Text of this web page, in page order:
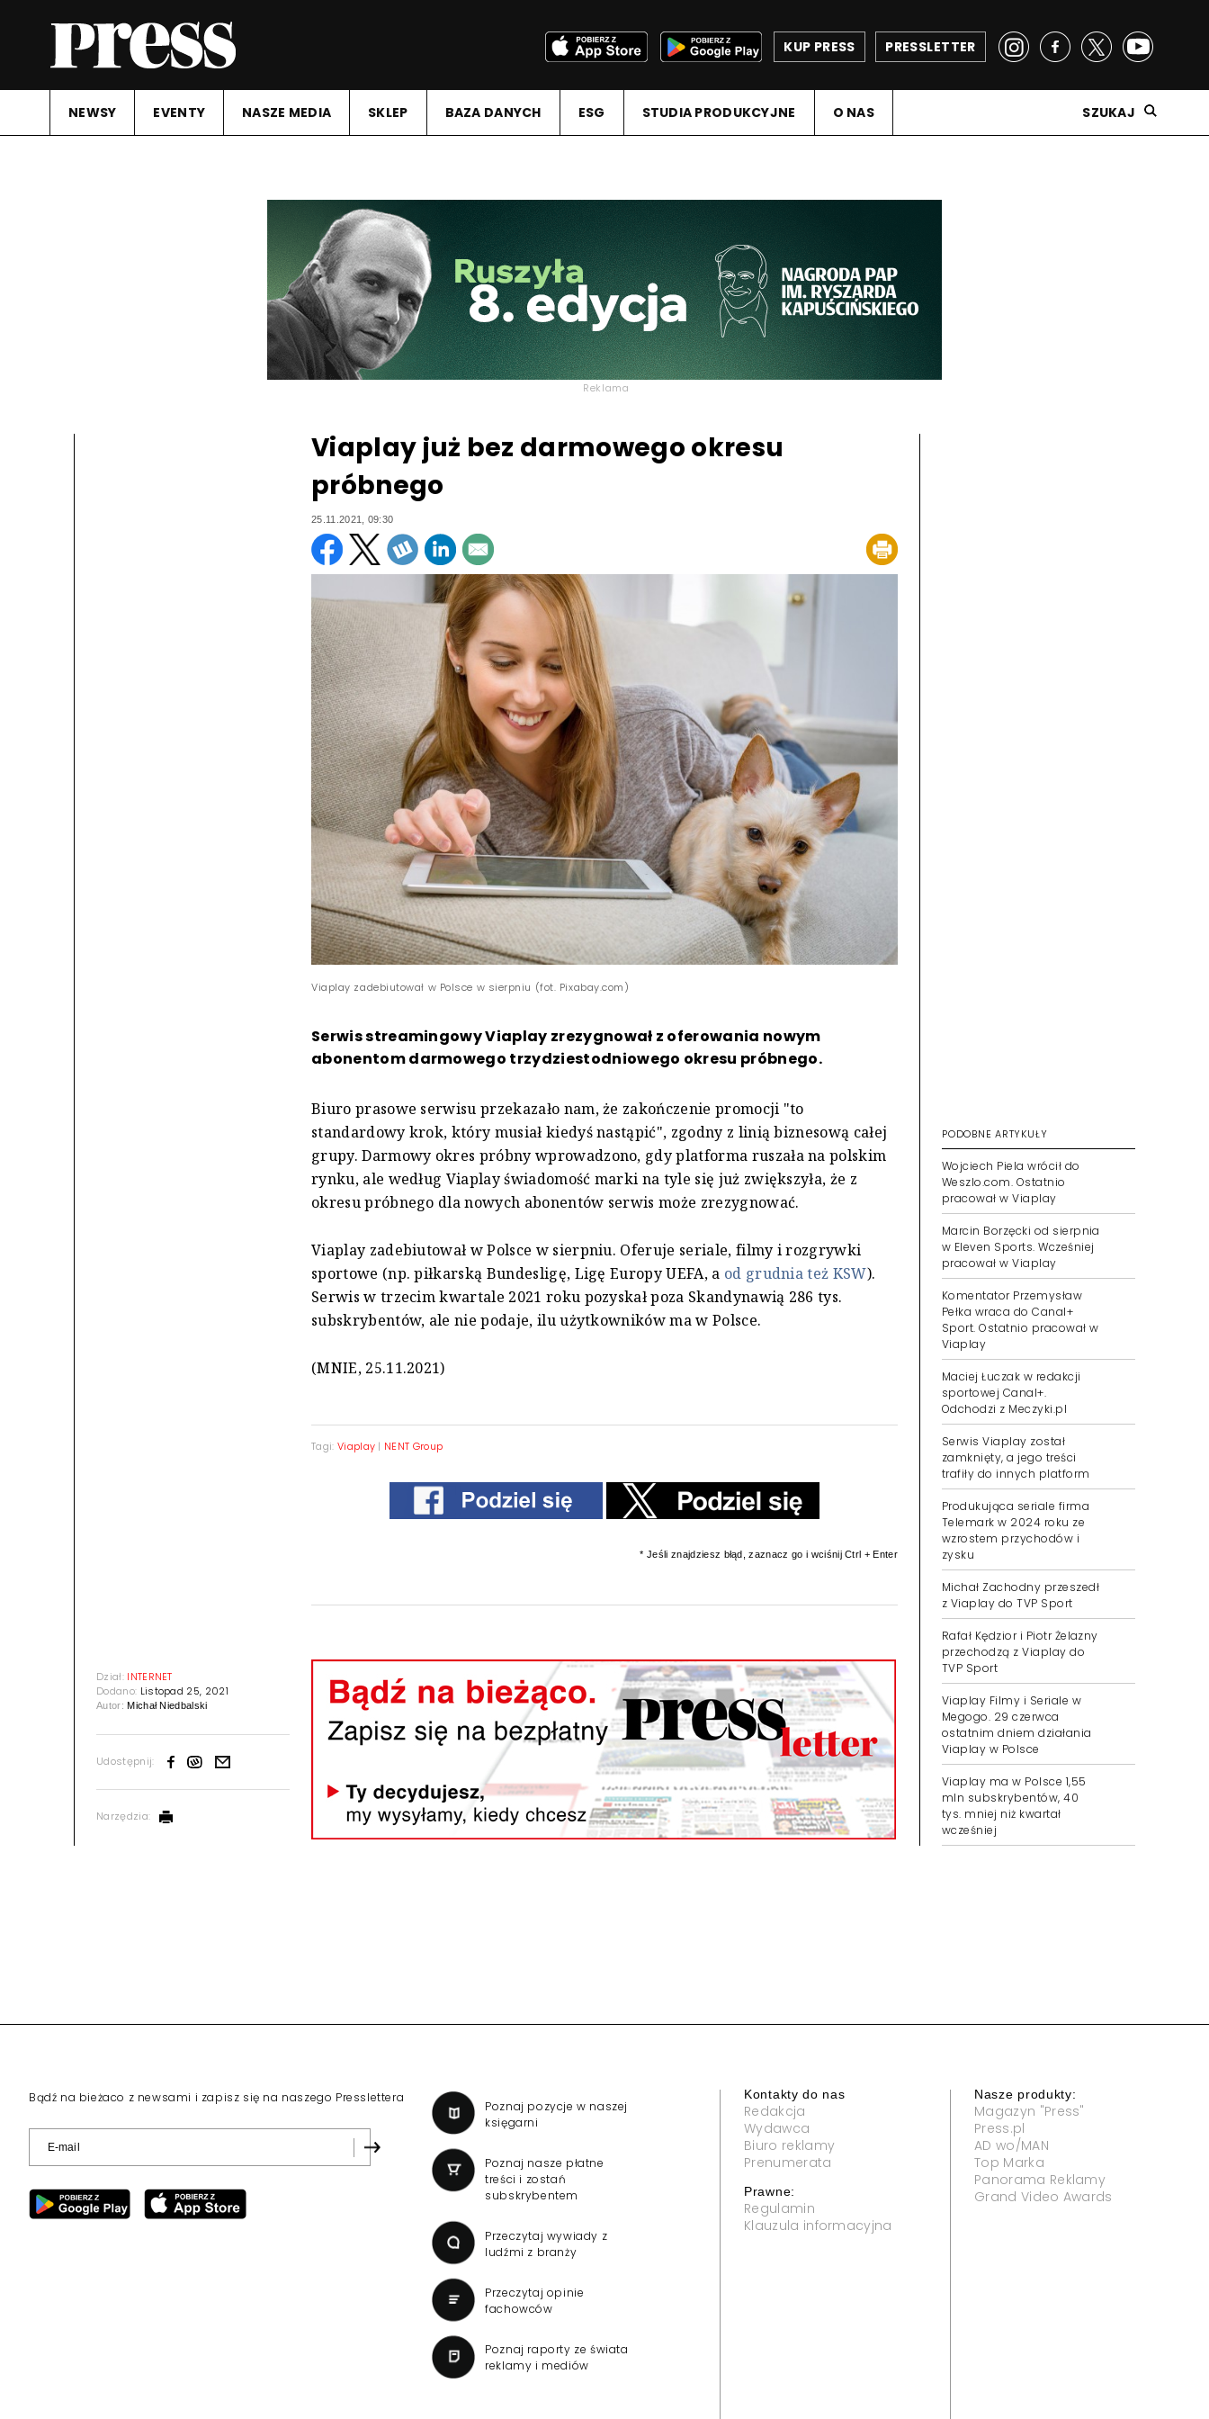
PRESSLETTER
KUP PRESS
NEWSY EVENTY NASZE MEDIA SKLEP BAZA DANYCH ESG STUDIA PRODUKCYJNE O NAS SZUKAJ
Reklama
Dział: INTERNET
Dodano:Listopad 25, 2021
Michał Niedbalski
Udostępnij:
Narzędzia:
Viaplay już bez darmowego okresu
próbnego
25.11.2021, 09:30
Viaplay zadebiutował w Polsce w sierpniu (fot. Pixabay.com)
Serwis streamingowy Viaplay zrezygnował z oferowania nowym
abonentom darmowego trzydziestodniowego okresu próbnego.
Biuro prasowe serwisu przekazało nam, że zakończenie promocji "to
standardowy krok, który musiał kiedyś nastąpić", zgodny z linią biznesową całej
grupy. Darmowy okres próbny wprowadzono, gdy platforma ruszała na polskim
rynku, ale według Viaplay świadomość marki na tyle się już zwiększyła, że z
okresu próbnego dla nowych abonentów serwis może zrezygnować.
Viaplay zadebiutował w Polsce w sierpniu. Oferuje seriale, filmy i rozgrywki
sportowe (np. piłkarską Bundesligę, Ligę Europy UEFA, a od grudnia też KSW).
Serwis w trzecim kwartale 2021 roku pozyskał poza Skandynawią 286 tys.
subskrybentów, ale nie podaje, ilu użytkowników ma w Polsce.
(MNIE, 25.11.2021)
Tagi: Viaplay | NENT Group
* Jeśli znajdziesz błąd, zaznacz go i wciśnij Ctrl + Enter
PODOBNE ARTYKUŁY
Wojciech Piela wrócił do
Weszlo.com. Ostatnio
pracował w Viaplay
Marcin Borzęcki od sierpnia
w Eleven Sports. Wcześniej
pracował w Viaplay
Komentator Przemysław
Pełka wraca do Canal+
Sport. Ostatnio pracował w
Viaplay
Maciej Łuczak w redakcji
sportowej Canal+.
Odchodzi z Meczyki.pl
Serwis Viaplay został
zamknięty, a jego treści
trafiły do innych platform
Produkująca seriale firma
Telemark w 2024 roku ze
wzrostem przychodów i
zysku
Michał Zachodny przeszedł
z Viaplay do TVP Sport
Rafał Kędzior i Piotr Żelazny
przechodzą z Viaplay do
TVP Sport
Viaplay Filmy i Seriale w
Megogo. 29 czerwca
ostatnim dniem działania
Viaplay w Polsce
Viaplay ma w Polsce 1,55
mln subskrybentów, 40
tys. mniej niż kwartał
wcześniej